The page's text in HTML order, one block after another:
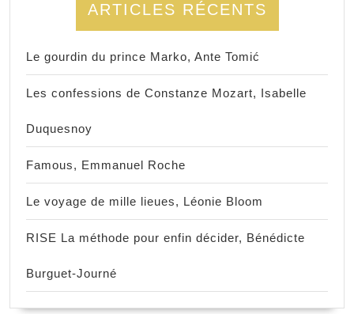
ARTICLES RÉCENTS
Le gourdin du prince Marko, Ante Tomić
Les confessions de Constanze Mozart, Isabelle
Duquesnoy
Famous, Emmanuel Roche
Le voyage de mille lieues, Léonie Bloom
RISE La méthode pour enfin décider, Bénédicte
Burguet-Journé